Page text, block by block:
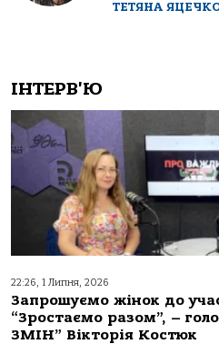
ТЕТЯНА
ІНТЕРВ'Ю
22:26, 1 Липня, 2026
Запрошуємо жінок до
“Зростаємо разом”, –
ЗМІН” Вікторія Костюк